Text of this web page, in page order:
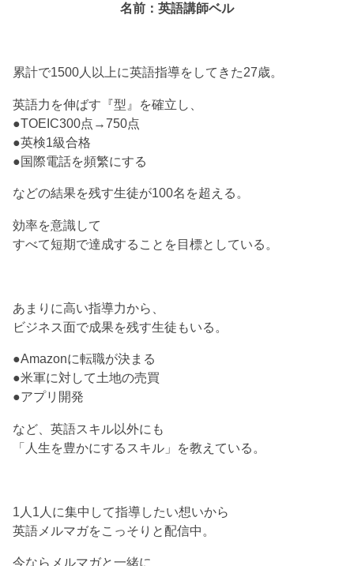
名前：英語講師ベル
累計で1500人以上に英語指導をしてきた27歳。
英語力を伸ばす『型』を確立し、
●TOEIC300点→750点
●英検1級合格
●国際電話を頻繁にする
などの結果を残す生徒が100名を超える。
効率を意識して
すべて短期で達成することを目標としている。
あまりに高い指導力から、
ビジネス面で成果を残す生徒もいる。
●Amazonに転職が決まる
●米軍に対して土地の売買
●アプリ開発
など、英語スキル以外にも
「人生を豊かにするスキル」を教えている。
1人1人に集中して指導したい想いから
英語メルマガをこっそりと配信中。
今ならメルマガと一緒に